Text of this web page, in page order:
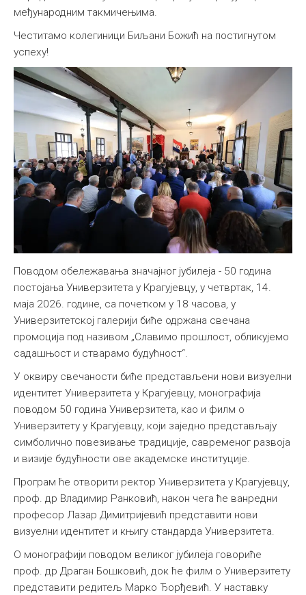
међународним такмичењима.
Честитамо колегиници Биљани Божић на постигнутом
успеху!
Поводом обележавања значајног јубилеја - 50 година
постојања Универзитета у Крагујевцу, у четвртак, 14.
маја 2026. године, са почетком у 18 часова, у
Универзитетској галерији биће одржана свечана
промоција под називом „Славимо прошлост, обликујемо
садашњост и стварамо будућност“.
У оквиру свечаности биће представљени нови визуелни
идентитет Универзитета у Крагујевцу, монографија
поводом 50 година Универзитета, као и филм о
Универзитету у Крагујевцу, који заједно представљају
симболично повезивање традиције, савременог развоја
и визије будућности ове академске институције.
Програм ће отворити ректор Универзитета у Крагујевцу,
проф. др Владимир Ранковић, након чега ће ванредни
професор Лазар Димитријевић представити нови
визуелни идентитет и књигу стандарда Универзитета.
О монографији поводом великог јубилеја говориће
проф. др Драган Бошковић, док ће филм о Универзитету
представити редитељ Марко Ђорђевић. У наставку